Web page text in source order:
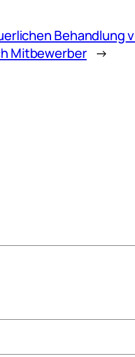
Behandlung
Mitbewerber →